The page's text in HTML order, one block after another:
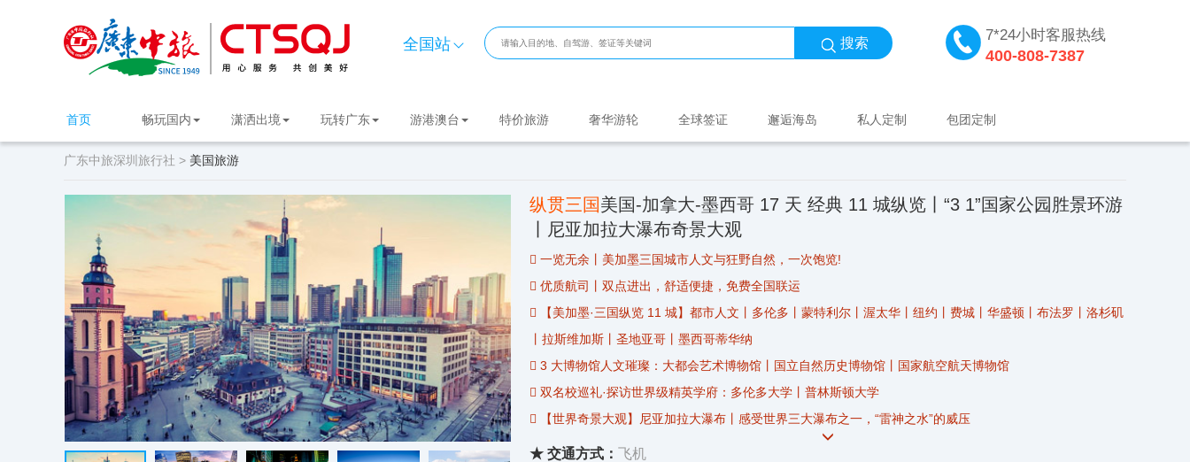
全国站 搜索 7*24小时客服热线
400-808-7387
首页 畅玩国内 潇洒出境 玩转广东 游港澳台 特价旅游 奢华游轮 全球签证 邂逅海岛 私人定制 包团定制
广东中旅深圳旅行社 > 美国旅游
纵贯三国美国-加拿大-墨西哥 17 天 经典 11 城纵览丨“3 1”国家公园胜景环游
丨尼亚加拉大瀑布奇景大观
 一览无余丨美加墨三国城市人文与狂野自然，一次饱览!
 优质航司丨双点进出，舒适便捷，免费全国联运
 【美加墨·三国纵览 11 城】都市人文丨多伦多丨蒙特利尔丨渥太华丨纽约丨费城丨华盛顿丨布法罗丨洛杉矶
丨拉斯维加斯丨圣地亚哥丨 墨西哥蒂华纳
 3 大博物馆人文璀璨：大都会艺术博物馆丨国立自然历史博物馆丨国家航空航天博物馆
 双名校巡礼·探访世界级精英学府：多伦多大学丨普林斯顿大学
 【世界奇景大观】尼亚加拉大瀑布丨感受世界三大瀑布之一，“雷神之水”的威压
 布莱斯峡谷国家公园丨岁月侵蚀而成的巨大自然露天剧场
★ 交通方式： 飞机